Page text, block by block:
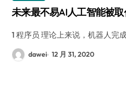
未来最不易AI人工智能被
1 程序员 理论上来说，机器人完
dawei 12 月 31, 2020